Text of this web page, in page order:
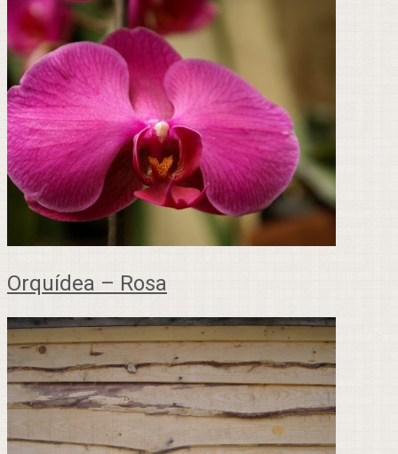
Orquídea – Rosa